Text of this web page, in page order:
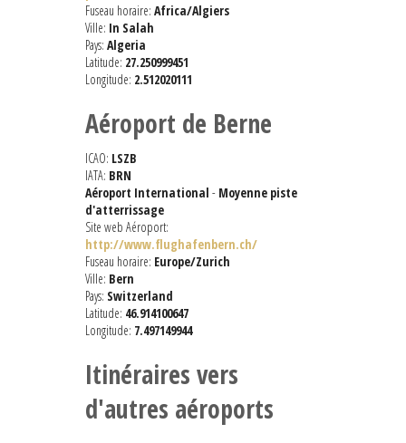
Fuseau horaire: Africa/Algiers
Ville: In Salah
Pays: Algeria
Latitude: 27.250999451
Longitude: 2.512020111
Aéroport de Berne
ICAO: LSZB
IATA: BRN
Aéroport International - Moyenne piste
d'atterrissage
Site web Aéroport:
http://www.flughafenbern.ch/
Fuseau horaire: Europe/Zurich
Ville: Bern
Pays: Switzerland
Latitude: 46.914100647
Longitude: 7.497149944
Itinéraires vers
d'autres aéroports